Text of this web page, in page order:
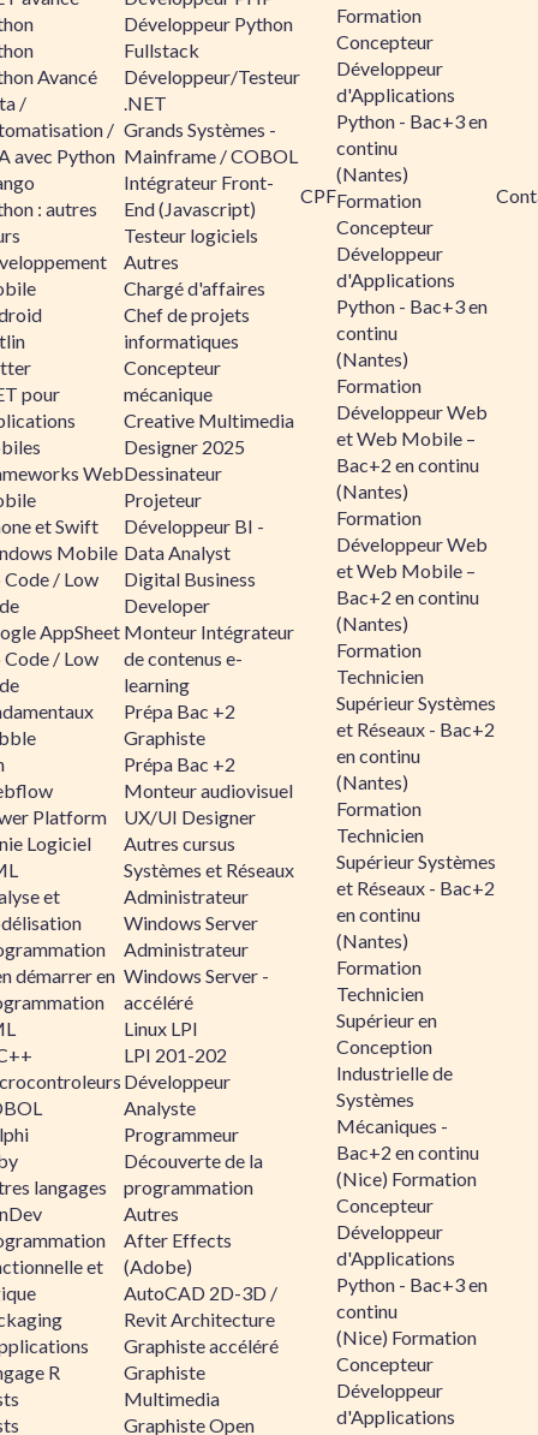
Avancé
/
/
avec Python
: autres
pour
Web
et Swift
Mobile
/ Low
AppSheet
/ Low
Platform
Logiciel
et
démarrer en
langages
et
R
Développeur Python
Fullstack
Développeur/Testeur
.NET
Grands Systèmes -
Mainframe / COBOL
Intégrateur Front-
End (Javascript)
Testeur logiciels
Autres
Chargé d'affaires
Chef de projets
informatiques
Concepteur
mécanique
Creative Multimedia
Designer 2025
Dessinateur
Projeteur
Développeur BI -
Data Analyst
Digital Business
Developer
Monteur Intégrateur
de contenus e-
learning
Prépa Bac +2
Graphiste
Prépa Bac +2
Monteur audiovisuel
UX/UI Designer
Autres cursus
Systèmes et Réseaux
Administrateur
Windows Server
Administrateur
Windows Server -
accéléré
Linux LPI
LPI 201-202
Développeur
Analyste
Programmeur
Découverte de la
programmation
Autres
After Effects
(Adobe)
AutoCAD 2D-3D /
Revit Architecture
Graphiste accéléré
Graphiste
Multimedia
Graphiste Open
CPF
Formation
Concepteur
Développeur
d'Applications
Python - Bac+3 en
continu
(Nantes)
Formation
Concepteur
Développeur
d'Applications
Python - Bac+3 en
continu
(Nantes)
Formation
Développeur Web
et Web Mobile –
Bac+2 en continu
(Nantes)
Formation
Développeur Web
et Web Mobile –
Bac+2 en continu
(Nantes)
Formation
Technicien
Supérieur Systèmes
et Réseaux - Bac+2
en continu
(Nantes)
Formation
Technicien
Supérieur Systèmes
et Réseaux - Bac+2
en continu
(Nantes)
Formation
Technicien
Supérieur en
Conception
Industrielle de
Systèmes
Mécaniques -
Bac+2 en continu
(Nice) Formation
Concepteur
Développeur
d'Applications
Python - Bac+3 en
continu
(Nice) Formation
Concepteur
Développeur
d'Applications